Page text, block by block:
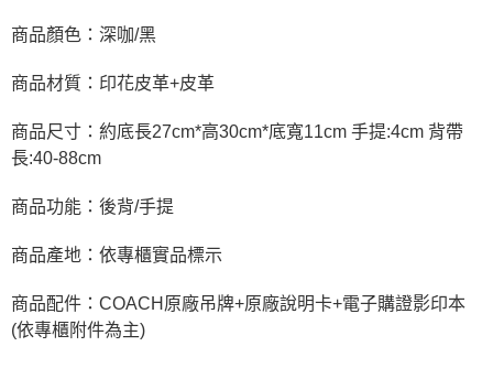
商品顏色：深咖/黑
商品材質：印花皮革+皮革
商品尺寸：約底長27cm*高30cm*底寬11cm 手提:4cm 背帶
長:40-88cm
商品功能：後背/手提
商品產地：依專櫃實品標示
商品配件：COACH原廠吊牌+原廠說明卡+電子購證影印本
(依專櫃附件為主)